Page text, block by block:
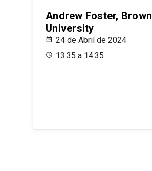
Andrew Foster, Brown
University
24 de Abril de 2024
13:35 a 14:35